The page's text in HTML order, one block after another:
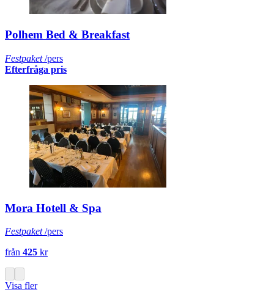
Polhem Bed & Breakfast
Festpaket/pers
Efterfråga pris
Mora Hotell & Spa
Festpaket/pers
från 425 kr
Visa fler